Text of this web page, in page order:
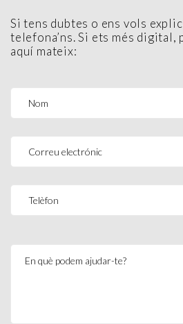
Si tens dubtes o ens vols
telefona’ns. Si ets més digital,
aquí mateix: